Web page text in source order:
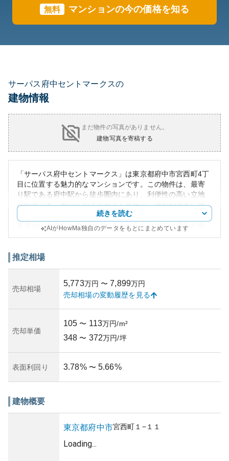
無料 マンションの今の価格を知る
サーパス府中セントマークスの
建物情報
まだ物件の写真がありません。
建物写真を寄稿する
「サーパス府中セントマークス」は東京都府中市宮西町4丁
目に位置する魅力的なマンションです。この物件は、最寄
り駅である府中駅から徒歩圏内にあり、利便性の高い立地
が特徴です。都心へのアクセスも良好で、通勤や通学に便
利です。周辺には商業施設や公共施設が充実しており、日
常生活に必要なものが揃いやすく、暮らしやすい環境が整
い資産価値を誇ります。総面積は約73.90m²で、居住スペー
資産性は非常に高く、府中駅からの近さとエリアの人気か
ら、将来的な資産価値の安定や上昇が期待されます。大き
な資産価値を持つ一方で、現在の相場では比較的割安感が
所有リスクとしては、マンション一般の転売リスクや資金
調達の際の金利変動などが考えられますが、エリアの発展
すが、周辺環境と資産価値の観点から、長期にわたり満足
続きを読む
AIがHowMa独自のデータをもとにまとめています
推定相場
売却相場
5,773万円 〜 7,899万円
売却相場の変動履歴を見る
売却単価
105 〜 113万円/m²
348 〜 372万円/坪
表面利回り 3.78% 〜 5.66%
建物概要
東京都府中市宮西町１−１１
Loading...